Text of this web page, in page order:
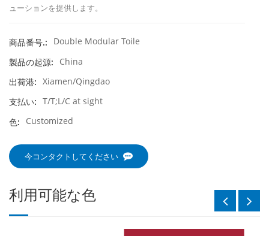
ューションを提供します。
商品番号.:
Double Modular Toile
製品の起源:
China
出荷港: Xiamen/Qingdao
支払い: T/T;L/C at sight
色:
Customized
今コンタクトしてください
利用可能な色